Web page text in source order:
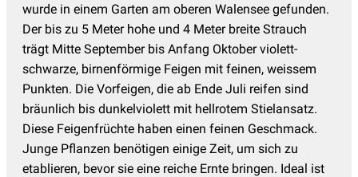
wurde in einem Garten am oberen Walensee gefunden.
Der bis zu 5 Meter hohe und 4 Meter breite Strauch
trägt Mitte September bis Anfang Oktober violett-
schwarze, birnenförmige Feigen mit feinen, weissem
Punkten. Die Vorfeigen, die ab Ende Juli reifen sind
bräunlich bis dunkelviolett mit hellrotem Stielansatz.
Diese Feigenfrüchte haben einen feinen Geschmack.
Junge Pflanzen benötigen einige Zeit, um sich zu
etablieren, bevor sie eine reiche Ernte bringen. Ideal ist